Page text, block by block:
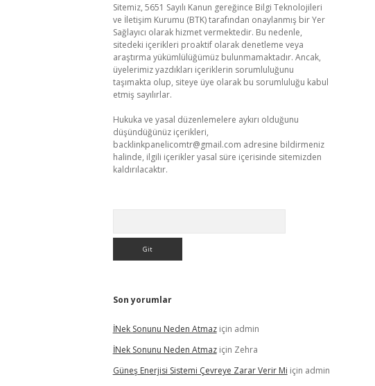
Sitemiz, 5651 Sayılı Kanun gereğince Bilgi Teknolojileri
ve İletişim Kurumu (BTK) tarafından onaylanmış bir Yer
Sağlayıcı olarak hizmet vermektedir. Bu nedenle,
sitedeki içerikleri proaktif olarak denetleme veya
araştırma yükümlülüğümüz bulunmamaktadır. Ancak,
üyelerimiz yazdıkları içeriklerin sorumluluğunu
taşımakta olup, siteye üye olarak bu sorumluluğu kabul
etmiş sayılırlar.
Hukuka ve yasal düzenlemelere aykırı olduğunu
düşündüğünüz içerikleri,
backlinkpanelicomtr@gmail.com adresine bildirmeniz
halinde, ilgili içerikler yasal süre içerisinde sitemizden
kaldırılacaktır.
Son yorumlar
İNek Sonunu Neden Atmaziçin admin
İNek Sonunu Neden Atmaziçin Zehra
Güneş Enerjisi Sistemi Çevreye Zarar Verir Mi için admin